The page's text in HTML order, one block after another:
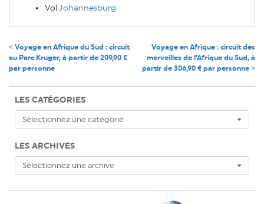
Vol Johannesburg
Navigation
de
l’article
Voyage en Afrique du Sud : circuit
au Parc Kruger, à partir de 209,90 €
par personne
Voyage en Afrique : circuit des
merveilles de l’Afrique du Sud, à
partir de 306,90 € par personne
LES CATÉGORIES
Sélectionnez une catégorie
LES ARCHIVES
Sélectionnez une archive